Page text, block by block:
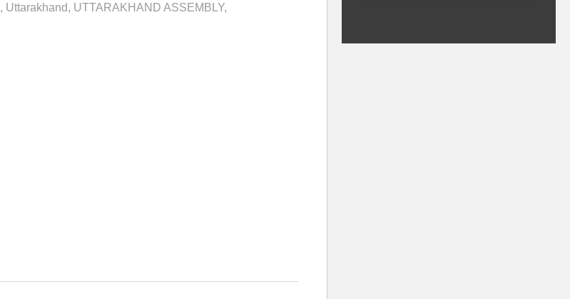
Uttarakhand
UTTARAKHAND ASSEMBLY